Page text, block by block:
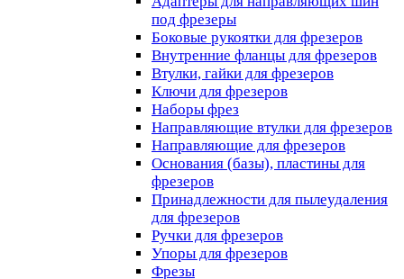
под фрезеры
Боковые рукоятки для фрезеров
Внутренние фланцы для фрезеров
Втулки, гайки для фрезеров
Ключи для фрезеров
Наборы фрез
Направляющие втулки для фрезеров
Направляющие для фрезеров
Основания (базы), пластины для
фрезеров
Принадлежности для пылеудаления
для фрезеров
Ручки для фрезеров
Упоры для фрезеров
Фрезы